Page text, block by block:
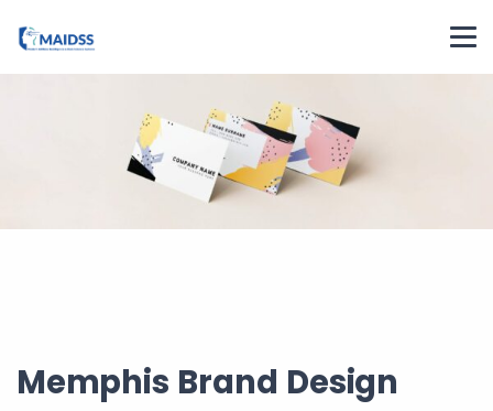
Memphis Brand Design